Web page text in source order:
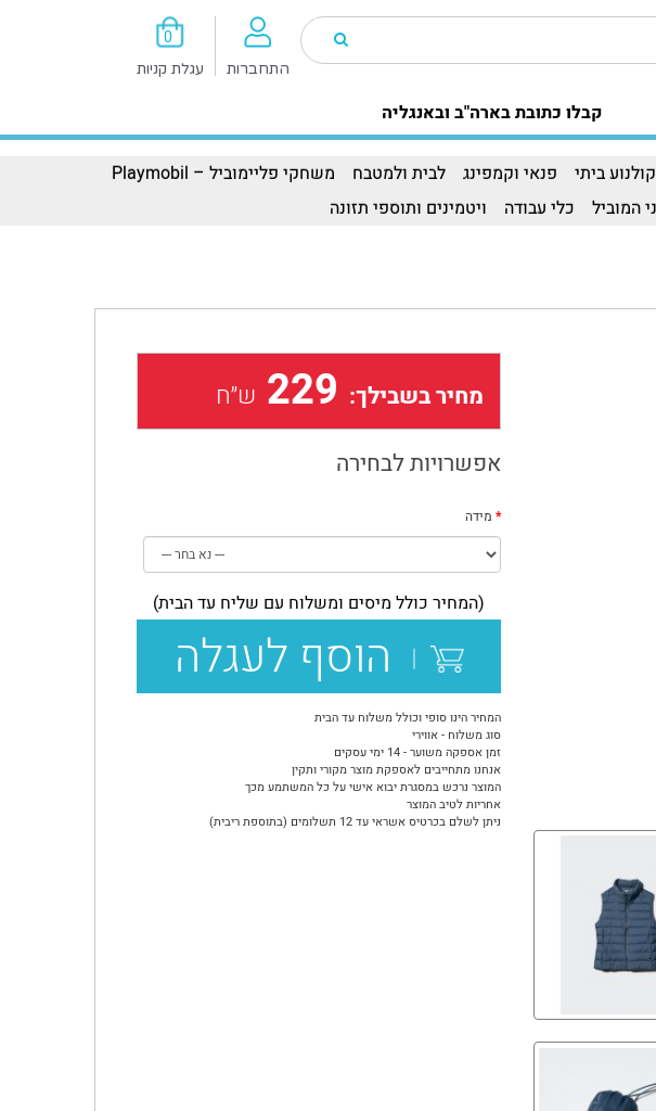
0
עגלת קניות התחברות
קבלו כתובת בארה"ב ובאנגליה
קולנוע ביתי פנאי וקמפינג לבית ולמטבח
משחקי פליימוביל – Playmobil
כלי עבודה ויטמינים ותוספי תזונה
מחיר בשבילך: 229 ש״ח
אפשרויות לבחירה
מידה
(המחיר כולל מיסים ומשלוח עם שליח עד הבית)
הוסף לעגלה
המחיר הינו סופי וכולל משלוח עד הבית
סוג משלוח - אווירי
זמן אספקה משוער - 14 ימי עסקים
אנחנו מתחייבים לאספקת מוצר מקורי ותקין
המוצר נרכש במסגרת יבוא אישי על כל המשתמע מכך
אחריות לטיב המוצר
ניתן לשלם בכרטיס אשראי עד 12 תשלומים (בתוספת ריבית)